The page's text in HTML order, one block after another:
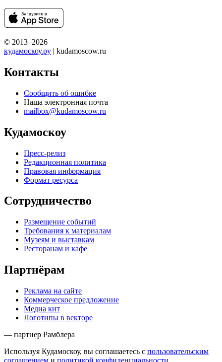
© 2013–2026
кудамоскоу.ру | kudamoscow.ru
Контакты
Сообщить об ошибке
Наша электронная почта
mailbox@kudamoscow.ru
Кудамоскоу
Пресс-релиз
Редакционная политика
Правовая информация
Формат ресурса
Сотрудничество
Размещение событий
Требования к материалам
Музеям и выставкам
Ресторанам и кафе
Партнёрам
Реклама на сайте
Коммерческое предложение
Медиа кит
Логотипы в векторе
— партнер Рамблера
Используя Кудамоскоу, вы соглашаетесь с пользовательским